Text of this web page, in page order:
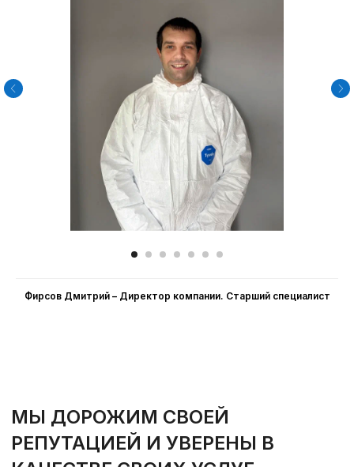
Фирсов Дмитрий – Директор компании. Cтарший специалист